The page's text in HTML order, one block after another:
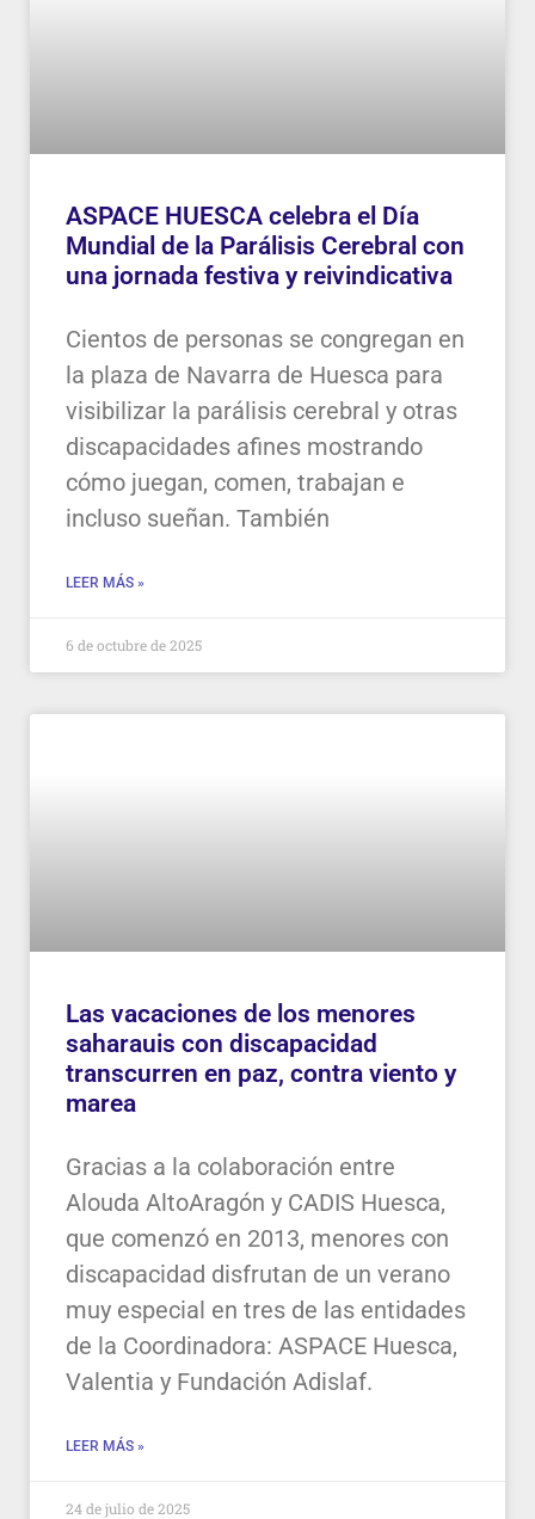
ASPACE HUESCA celebra el Día
Mundial de la Parálisis Cerebral con
una jornada festiva y reivindicativa
Cientos de personas se congregan en
la plaza de Navarra de Huesca para
visibilizar la parálisis cerebral y otras
discapacidades afines mostrando
cómo juegan, comen, trabajan e
incluso sueñan. También
LEER MÁS »
6 de octubre de 2025
Las vacaciones de los menores
saharauis con discapacidad
transcurren en paz, contra viento y
marea
Gracias a la colaboración entre
Alouda AltoAragón y CADIS Huesca,
que comenzó en 2013, menores con
discapacidad disfrutan de un verano
muy especial en tres de las entidades
de la Coordinadora: ASPACE Huesca,
Valentia y Fundación Adislaf.
LEER MÁS »
24 de julio de 2025